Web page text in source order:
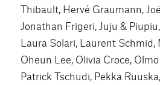
Thibault, Hervé Graumann,
Jonathan Frigeri, Juju &
Laura Solari, Laurent Schmid,
Oheun Lee, Olivia Croce,
Patrick Tschudi, Pekka